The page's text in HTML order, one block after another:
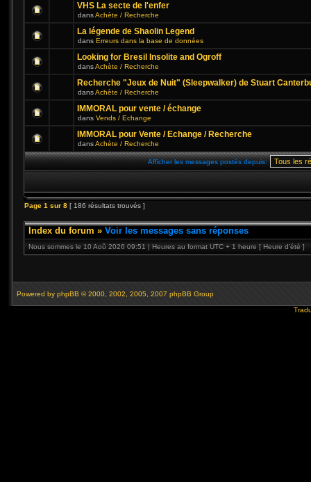
VHS La secte de l'enfer
dansAchète / Recherche
La légende de Shaolin Legend
dans Erreurs dans la base de données
Looking for Bresil Insolite and Ogroff
dansAchète / Recherche
Recherche "Jeux de Nuit" (Sleepwalker) de Stuart
dansAchète / Recherche
IMMORAL pour vente / échange
dans Vends / Echange
IMMORAL pour Vente / Echange / Recherche
dansAchète / Recherche
Afficher les messages postés depuis:
Page 1 sur 8 [ 186 résultats trouvés ]
Index du forum » Voir les messages sans réponses
Nous sommes le 10 Aoû 2026 09:51 | Heures au format UTC + 1 heure [ Heure d’été ]
Powered by phpBB © 2000, 2002, 2005, 2007 phpBB Group